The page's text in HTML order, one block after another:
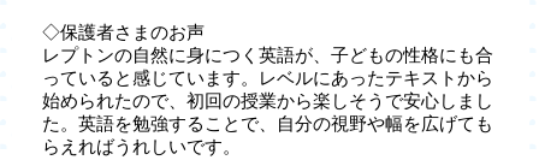
◇保護者さまのお声
レプトンの自然に身につく英語が、子どもの性格にも合
っていると感じています。レベルにあったテキストから
始められたので、初回の授業から楽しそうで安心しまし
た。英語を勉強することで、自分の視野や幅を広げても
らえればうれしいです。